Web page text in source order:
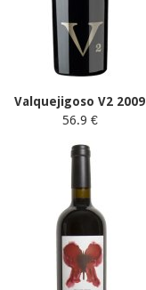
Valquejigoso V2 2009
56.9 €